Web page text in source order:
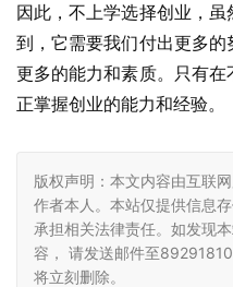
因此，不上学选择创业，
到，它需要我们付出更多
更多的能力和素质。只有
正掌握创业的能力和经验。
版权声明：本文内容由互联
作者本人。本站仅提供信息
承担相关法律责任。如发现
容， 请发送邮件至
将立刻删除。